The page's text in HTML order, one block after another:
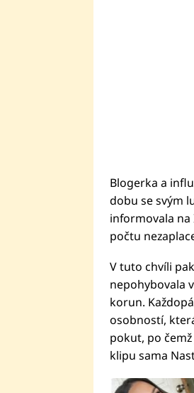
Blogerka a
dobu se svým
informovala na
počtu
V tuto chvíli
nepohybovala
korun.
osobností,
pokut, po
klipu sama